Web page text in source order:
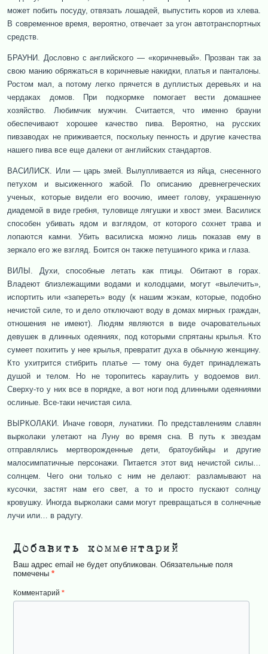
может побить посуду, отвязать лошадей, выпустить коров из хлева.
В современное время, вероятно, отвечает за угон автотранспортных
средств.
БРАУНИ. Дословно с английского — «коричневый». Прозван так за
свою манию обряжаться в коричневые накидки, платья и панталоны.
Ростом мал, а потому легко прячется в дуплистых деревьях и на
чердаках домов. При подкормке помогает вести домашнее
хозяйство. Любимчик мужчин. Считается, что именно брауни
обеспечивают хорошее качество пива. Вероятно, на русских
пивзаводах не приживается, поскольку пенность и другие качества
нашего пива все еще далеки от английских стандартов.
ВАСИЛИСК. Или — царь змей. Вылупливается из яйца, снесенного
петухом и высиженного жабой. По описанию древнегреческих
ученых, которые видели его воочию, имеет голову, украшенную
диадемой в виде гребня, туловище лягушки и хвост змеи. Василиск
способен убивать ядом и взглядом, от которого сохнет трава и
лопаются камни. Убить василиска можно лишь показав ему в
зеркало его же взгляд. Боится он также петушиного крика и глаза.
ВИЛЫ. Духи, способные летать как птицы. Обитают в горах.
Владеют близлежащими водами и колодцами, могут «вылечить»,
испортить или «запереть» воду (к нашим жэкам, которые, подобно
нечистой силе, то и дело отключают воду в домах мирных граждан,
отношения не имеют). Людям являются в виде очаровательных
девушек в длинных одеяниях, под которыми спрятаны крылья. Кто
сумеет похитить у нее крылья, превратит духа в обычную женщину.
Кто ухитрится стибрить платье — тому она будет принадлежать
душой и телом. Но не торопитесь караулить у водоемов вил.
Сверху-то у них все в порядке, а вот ноги под длинными одеяниями
ослиные. Все-таки нечистая сила.
ВЫРКОЛАКИ. Иначе говоря, лунатики. По представлениям славян
вырколаки улетают на Луну во время сна. В путь к звездам
отправлялись мертворожденные дети, братоубийцы и другие
малосимпатичные персонажи. Питается этот вид нечистой силы…
солнцем. Чего они только с ним не делают: разламывают на
кусочки, застят нам его свет, а то и просто пускают солнцу
кровушку. Иногда вырколаки сами могут превращаться в солнечные
лучи или… в радугу.
Добавить комментарий
Ваш адрес email не будет опубликован. Обязательные поля
помечены*
Комментарий*